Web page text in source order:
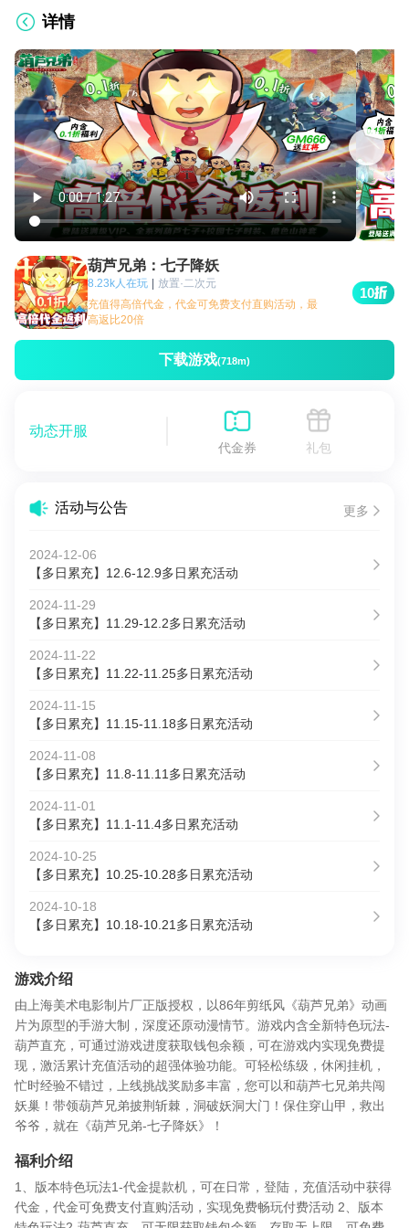
详情
葫芦兄弟：七子降妖
8.23k人在玩
放置·二次元
充值得高倍代金，代金可免费支付直购活动，最
高返比20倍
10
下载游戏(718m)
动态开服
代金券 礼包
活动与公告 更多
2024-12-06
【多日累充】12.6-12.9多日累充活动
2024-11-29
【多日累充】11.29-12.2多日累充活动
2024-11-22
【多日累充】11.22-11.25多日累充活动
2024-11-15
【多日累充】11.15-11.18多日累充活动
2024-11-08
【多日累充】11.8-11.11多日累充活动
2024-11-01
【多日累充】11.1-11.4多日累充活动
2024-10-25
【多日累充】10.25-10.28多日累充活动
2024-10-18
【多日累充】10.18-10.21多日累充活动
游戏介绍
由上海美术电影制片厂正版授权，以86年剪纸风《葫芦兄弟》动画
片为原型的手游大制，深度还原动漫情节。游戏内含全新特色玩法-
葫芦直充，可通过游戏进度获取钱包余额，可在游戏内实现免费提
现，激活累计充值活动的超强体验功能。可轻松练级，休闲挂机，
忙时经验不错过，上线挑战奖励多丰富，您可以和葫芦七兄弟共闯
妖巢！带领葫芦兄弟披荆斩棘，洞破妖洞大门！保住穿山甲，救出
爷爷，就在《葫芦兄弟-七子降妖》！
福利介绍
1、版本特色玩法1-代金提款机，可在日常，登陆，充值活动中获得
代金，代金可免费支付直购活动，实现免费畅玩付费活动 2、版本